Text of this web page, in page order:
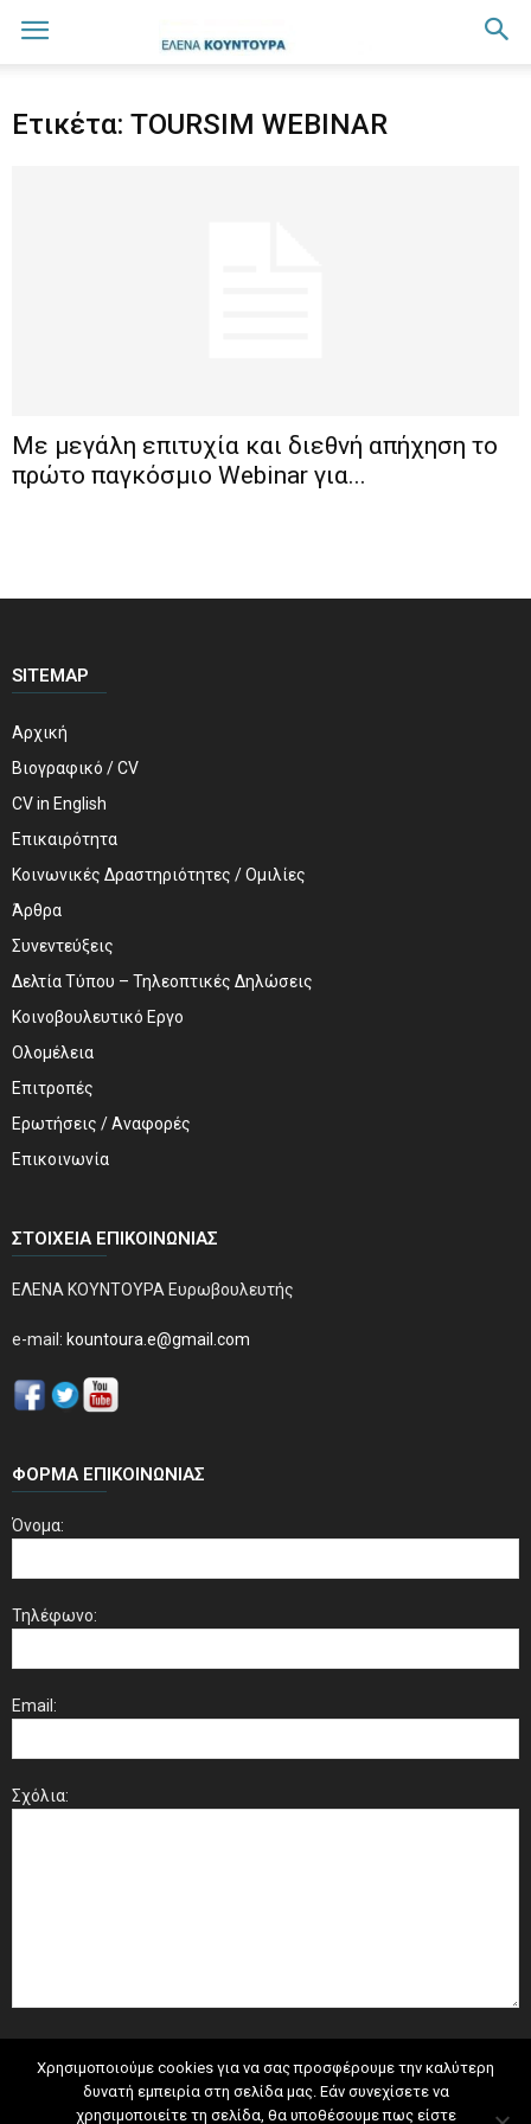
Ετικέτα: TOURSIM WEBINAR
Με μεγάλη επιτυχία και διεθνή απήχηση το
πρώτο παγκόσμιο Webinar για...
SITEMAP
Αρχική
Βιογραφικό / CV
CV in English
Επικαιρότητα
Κοινωνικές Δραστηριότητες / Ομιλίες
Άρθρα
Συνεντεύξεις
Δελτία Τύπου – Τηλεοπτικές Δηλώσεις
Κοινοβουλευτικό Εργο
Ολομέλεια
Επιτροπές
Ερωτήσεις / Αναφορές
Επικοινωνία
ΣΤΟΙΧΕΊΑ ΕΠΙΚΟΙΝΩΝΊΑΣ
ΕΛΕΝΑ ΚΟΥΝΤΟΥΡΑ Ευρωβουλευτής
e-mail: kountoura.e@gmail.com
ΦΌΡΜΑ ΕΠΙΚΟΙΝΩΝΊΑΣ
Όνομα:
Τηλέφωνο:
Email:
Σχόλια:
Χρησιμοποιούμε cookies για να σας προσφέρουμε την καλύτερη
δυνατή εμπειρία στη σελίδα μας. Εάν συνεχίσετε να
χρησιμοποιείτε τη σελίδα, θα υποθέσουμε πως είστε